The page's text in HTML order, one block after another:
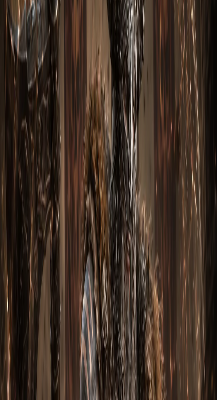
Ключевые навыки
Multishot (Множественный выстрел), Strafe (Шквал),
Companion (Спутник), Smoke Screen (
Дымовая завеса
Vengeance (
Возмездие ).
Кубики Каная (Kanai's
Cube)
Три слота куба заряжены оптимальными легендарными
бонусами для этого билда:
Оружие : Yang's Recurve (Multishot procs Hatred-spend
skills), Cluster Bomber
Доспех : Aquila Cuirass (DR при высоком hatred), Visage
of Gunes (Sentry-bonus)
Ювелирка: Convention of Elements, Hellfire Amulet
(бонусная пассивка)
Эти бонусы дают примерно +50–80% итогового DPS и +30%
выживаемости относительно «голых» статов сета. Если
хотите собрать сами — придётся фармить указанные
легендарки в Великом Портале и затем апгрейдить их до
ancient-версии через
Forgotten Soul в кубе.
Паргон-приоритеты
Распределение очков парагона по приоритету (от важного